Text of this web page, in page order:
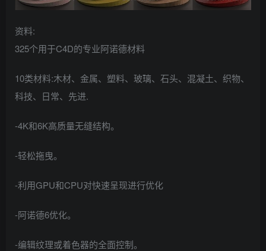
资料:
325个用于C4D的专业阿诺德材料
10类材料:木材、金属、塑料、玻璃、石头、混凝土、织物、
科技、日常、先进.
-4K和6K高质量无缝结构。
-轻松拖曳。
-利用GPU和CPU对快速呈现进行优化
-阿诺德6优化。
-编辑纹理或着色器的全面控制。